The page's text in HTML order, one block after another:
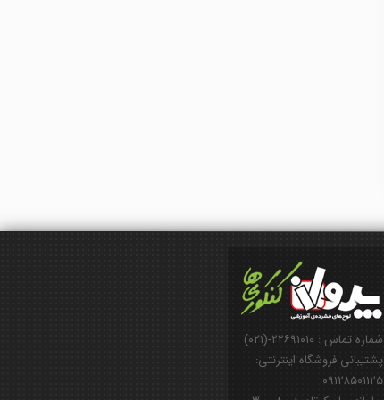
شماره تماس : ۲۲۶۹۱۰۱۰-(۰۲۱)
پشتیبانی فروشگاه اینترنتی:
۰۹۱۲۸۵۰۱۱۲۵